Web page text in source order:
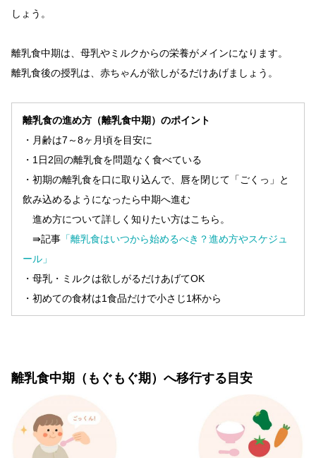
しょう。
離乳食中期は、母乳やミルクからの栄養がメインになります。
離乳食後の授乳は、赤ちゃんが欲しがるだけあげましょう。
離乳食の進め方（離乳食中期）のポイント
・月齢は7～8ヶ月頃を目安に
・1日2回の離乳食を問題なく食べている
・初期の離乳食を口に取り込んで、唇を閉じて「ごくっ」と
飲み込めるようになったら中期へ進む
進め方について詳しく知りたい方はこちら。
⇛記事 「離乳食はいつから始めるべき？進め方やスケジュ
ール」
・母乳・ミルクは欲しがるだけあげてOK
・初めての食材は1食品だけで小さじ1杯から
離乳食中期（もぐもぐ期）へ移行する目安